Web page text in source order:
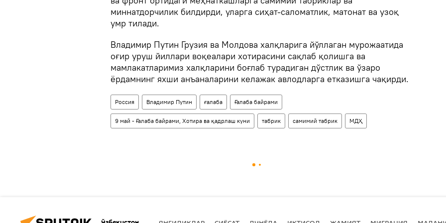
миннатдорчилик билдирди, уларга сиҳат-саломатлик, матонат ва узоқ
умр тилади.
Владимир Путин Грузия ва Молдова халқларига йўллаган мурожаатида
оғир уруш йиллари воқеалари хотирасини сақлаб қолишга ва
мамлакатларимиз халқларини боғлаб турадиган дўстлик ва ўзаро
ёрдамнинг яхши анъаналарини келажак авлодларга етказишга чақирди.
Россия Владимир Путин ғалаба Ғалаба байрами
9 май - Ғалаба байрами, Хотира ва қадрлаш куни табрик самимий табрик МДҲ